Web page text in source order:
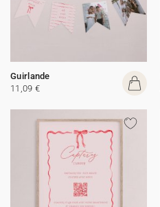
Guirlande
11,09 €